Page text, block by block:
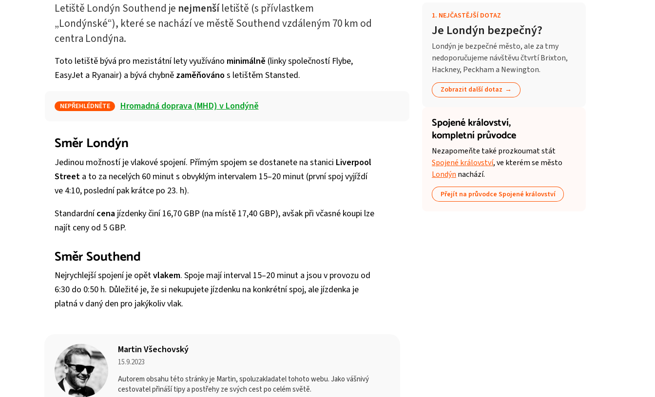
Letiště Londýn Southend je nejmenšíletiště (s přívlastkem
„Londýnské“), které se nachází ve městě Southend vzdáleným 70 km od
centra Londýna.
Toto letiště bývá pro mezistátní lety využíváno minimálně (linky společností Flybe,
EasyJet a Ryanair) a bývá chybně zaměňovános letištěm Stansted.
NEPŘEHLÉDNĚTE Hromadná doprava (MHD) v Londýně
Směr Londýn
Jedinou možností je vlakové spojení. Přímým spojem se dostanete na stanici Liverpool
Street a to za necelých 60 minut s obvyklým intervalem 15–20 minut (první spoj vyjíždí
ve 4:10, poslední pak krátce po 23. h).
Standardnícena jízdenky činí 16,70 GBP (na místě 17,40 GBP), avšak při včasné koupi lze
najít ceny od 5 GBP.
Směr Southend
Nejrychlejší spojení je opětvlakem. Spoje mají interval 15–20 minut a jsou v provozu od
6:30 do 0:50 h. Důležité je, že si nekupujete jízdenku na konkrétní spoj, ale jízdenka je
platná v daný den pro jakýkoliv vlak.
Martin Všechovský
15.9.2023
Autorem obsahu této stránky je Martin, spoluzakladatel tohoto webu. Jako vášnivý
cestovatel přináší tipy a postřehy ze svých cest po celém světě.
1. NEJČASTĚJŠÍ DOTAZ
Je Londýn bezpečný?
Londýn je bezpečné město, ale za tmy
nedoporučujeme návštěvu čtvrtí Brixton,
Hackney, Peckham a Newington.
Zobrazit další dotaz
Spojené království,
kompletní průvodce
Nezapomeňte také prozkoumat stát
Spojené království, ve kterém se město
Londýn nachází.
Přejít na průvodce Spojené království